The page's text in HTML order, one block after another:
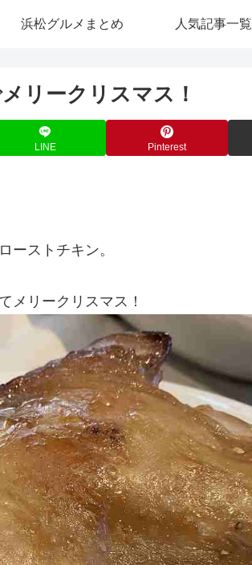
浜松グルメまとめ 人気記事一覧
リークリスマス！
LINE Pinterest
ーストチキン。
メリークリスマス！